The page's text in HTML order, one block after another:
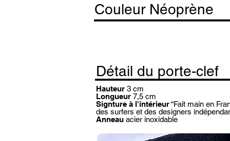
Couleur Néoprène
Détail du porte-clef
Hauteur 3 cm
Longueur 7,5 cm
Signture à l'intérieur“Fait main en
des surfers et des designers
Anneau acier inoxidable